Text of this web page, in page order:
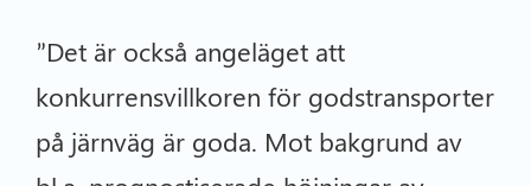
”Det är också angeläget att
konkurrensvillkoren för godstransporter
på järnväg är goda. Mot bakgrund av